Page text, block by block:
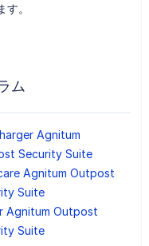
。
ム
Agnitum
Security Suite
Agnitum Outpost
Suite
Agnitum Outpost
Suite